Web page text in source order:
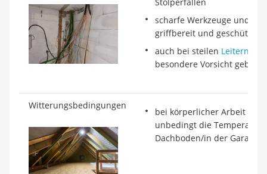
scharfe Werkzeuge und
griffbereit und geschützt
auch bei steilen Leitern
besondere Vorsicht geboten
Witterungsbedingungen
bei körperlicher Arbeit
unbedingt die
Dachboden/in der Garage